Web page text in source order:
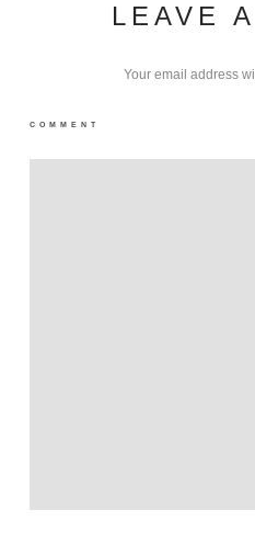
LEAVE
Your email address
COMMENT